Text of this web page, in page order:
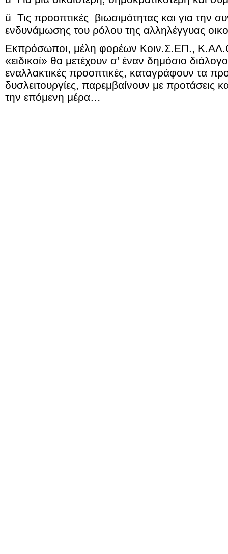
ü Τις προοπτικές βιωσιμότητας και για την
ενδυνάμωσης του ρόλου της αλληλέγγυας
Εκπρόσωποι, μέλη φορέων Κοιν.Σ.ΕΠ.,
«ειδικοί» θα μετέχουν σ’ έναν δημόσιο
εναλλακτικές προοπτικές, καταγράφουν τα
δυσλειτουργίες, παρεμβαίνουν με προτάσεις
την επόμενη μέρα…